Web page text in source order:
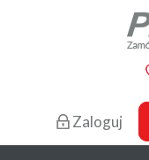
Zaloguj